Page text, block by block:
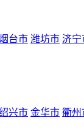
台市 潍坊市 济宁
兴市 金华市 衢州